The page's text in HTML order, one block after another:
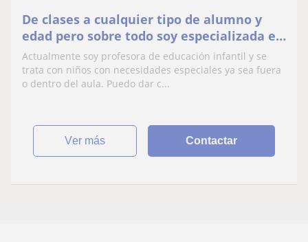
De clases a cualquier tipo de alumno y
edad pero sobre todo soy especializada en
necesidades especiales
Actualmente soy profesora de educación infantil y se
trata con niños con necesidades especiales ya sea fuera
o dentro del aula. Puedo dar c...
ver más Contactar